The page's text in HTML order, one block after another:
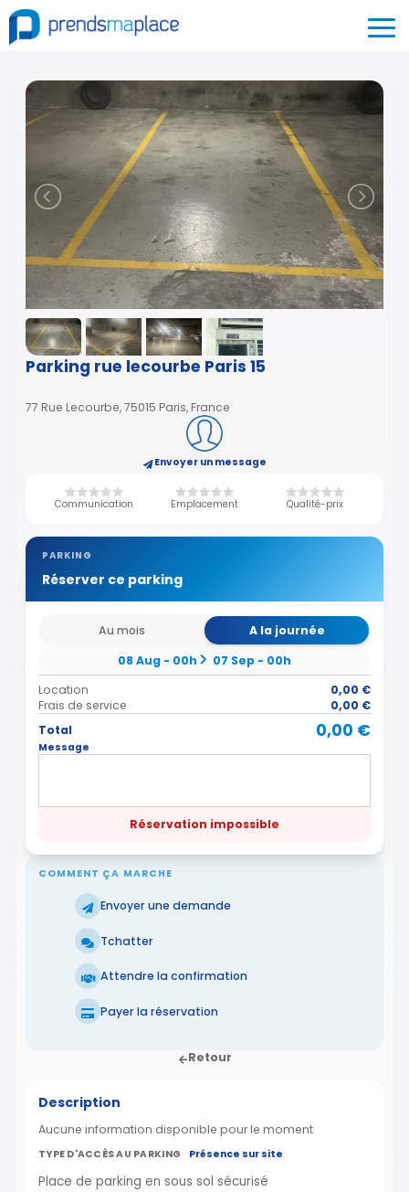
Parking rue lecourbe Paris 15
77 Rue Lecourbe, 75015 Paris, France
Envoyer un message
Communication Emplacement Qualité-prix
PARKING
Réserver ce parking
Au mois
A la journée
08 Aug - 00h
07 Sep - 00h
Location
0,00 €
Frais de service
0,00 €
Total
0,00 €
Message
Réservation impossible
COMMENT ÇA MARCHE
Envoyer une demande
Tchatter
Attendre la confirmation
Payer la réservation
Retour
Description
Aucune information disponible pour le moment
TYPE D'ACCÈS AU PARKING Présence sur site
Place de parking en sous sol sécurisé